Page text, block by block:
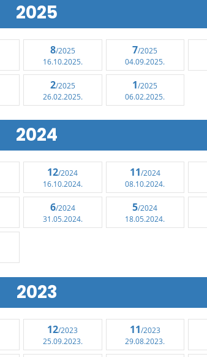
2025
8/2025
16.10.2025.
7/2025
04.09.2025.
2/2025
26.02.2025.
1/2025
06.02.2025.
2024
12/2024
16.10.2024.
11/2024
08.10.2024.
6/2024
31.05.2024.
5/2024
18.05.2024.
2023
12/2023
25.09.2023.
11/2023
29.08.2023.